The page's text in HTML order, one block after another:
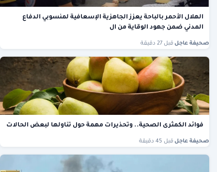
الهلال الأحمر بالباحة يعزز الجاهزية الإسعافية لمنسوبي الدفاع
المدني ضمن جهود الوقاية من ال
صحيفة عاجل قبل 27 دقيقة
فوائد الكمثرى الصحية.. وتحذيرات مهمة حول تناولها لبعض الحالات
صحيفة عاجل قبل 45 دقيقة